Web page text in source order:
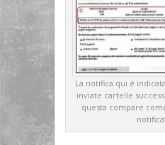
La notifica qui è
inviate cartelle
questa compare